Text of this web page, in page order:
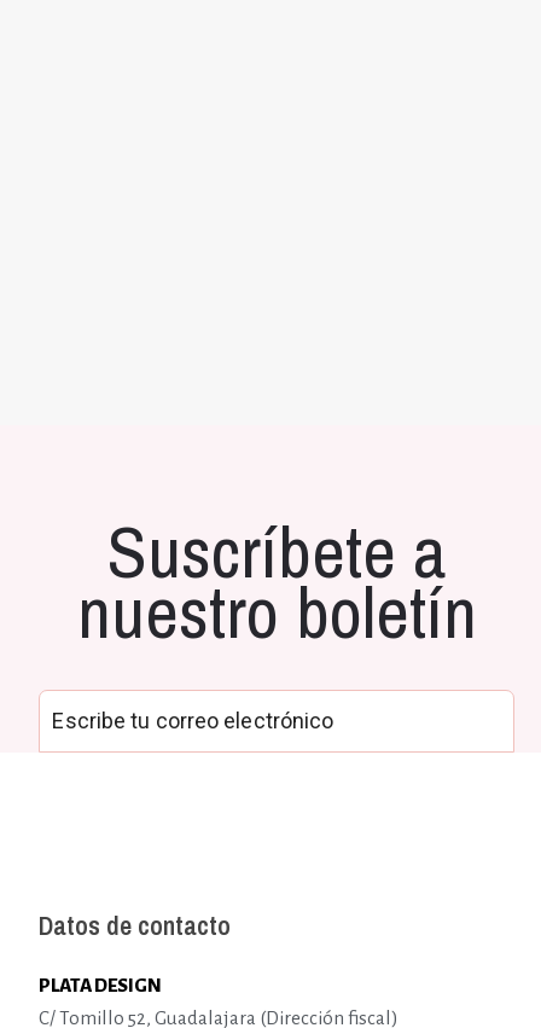
Suscríbete a
nuestro boletín
Datos de contacto
PLATA DESIGN
C/ Tomillo 52, Guadalajara (Dirección fiscal)